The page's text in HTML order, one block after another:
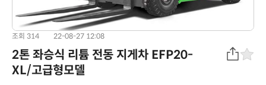
조회 314 22-08-27 12:08
2톤 좌승식 리튬 전동 지게차 EFP20-
XL/고급형모델